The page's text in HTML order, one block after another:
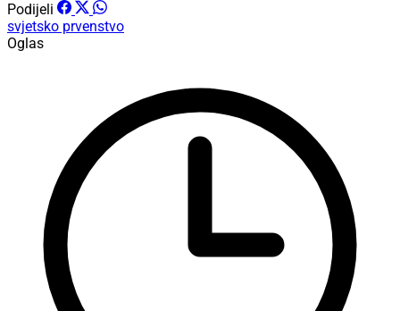
Podijeli
svjetsko prvenstvo
Oglas